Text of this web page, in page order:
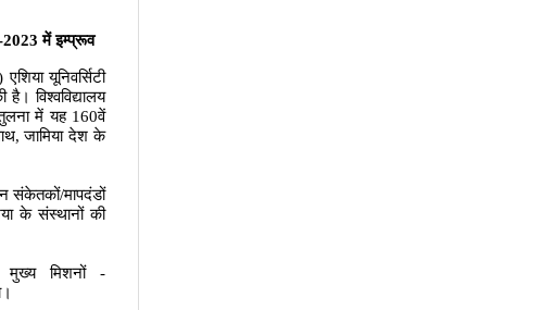
2023 में इम्प्रूव
यूनिवर्सिटी
विश्वविद्यालय
में यह 160वें
,जामिया देश के
संकेतकों/मापदंडों
के संस्थानों की
मुख्य मिशनों -